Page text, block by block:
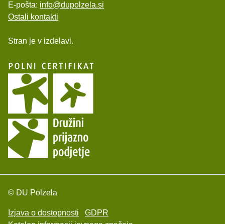
E-pošta: info@dupolzela.si
Ostali kontakti
Stran je v izdelavi.
© DU Polzela
Izjava o dostopnosti
GDPR